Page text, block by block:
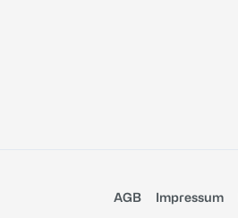
AGB Impressum